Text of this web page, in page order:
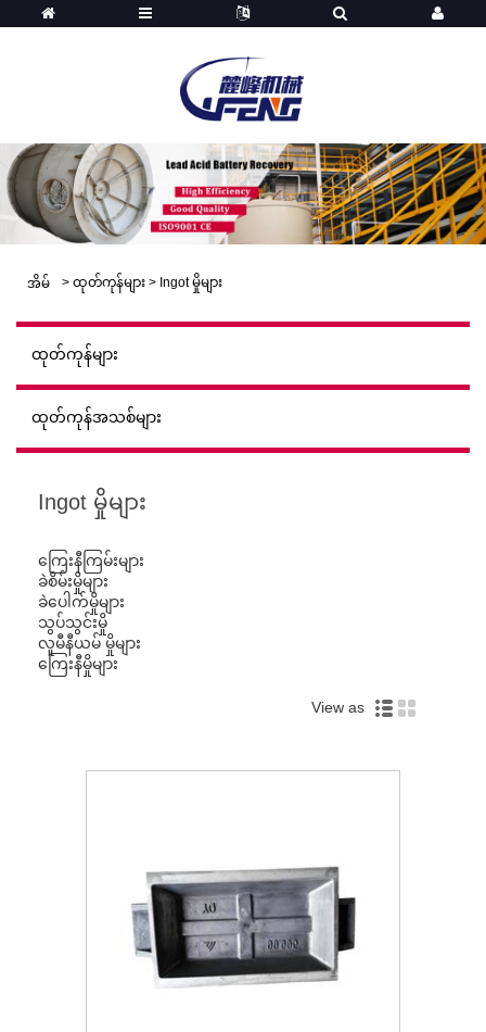
အိမ် > ထုတ်ကုန်များ > Ingot မှိုများ
ထုတ်ကုန်များ
ထုတ်ကုန်အသစ်များ
Ingot မှိုများ
ကြေးနီကြမ်းများ
ခဲစိမ်းမှိုများ
ခဲပေါက်မှိုများ
သွပ်သွင်းမှို
လူမီနီယမ် မှိုများ
ကြေးနီမှိုများ
View as